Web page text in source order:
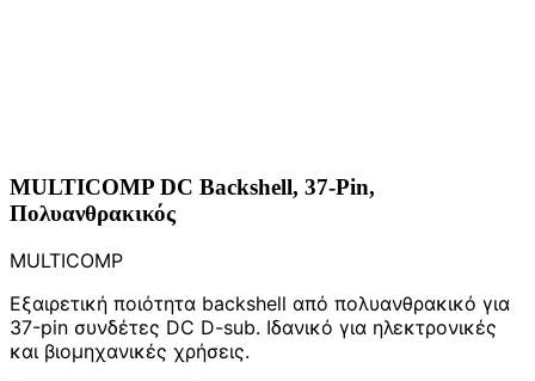
MULTICOMP DC Backshell, 37-Pin,
Πολυανθρακικός
MULTICOMP
Εξαιρετική ποιότητα backshell από πολυανθρακικό για
37-pin συνδέτες DC D-sub. Ιδανικό για ηλεκτρονικές
και βιομηχανικές χρήσεις.